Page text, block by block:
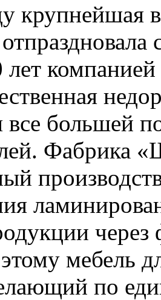
крупнейшая
лет
все большей
Фабрика
мебель
по